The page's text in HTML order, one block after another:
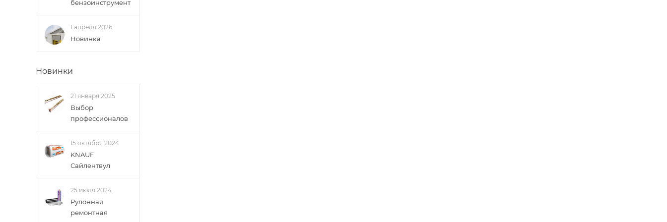
бензоинструмент
1 апреля 2026
Новинка
Новинки
21 января 2025
Выбор
профессионалов
15 октября 2024
KNAUF
Сайлентвул
25 июля 2024
Рулонная
ремонтная